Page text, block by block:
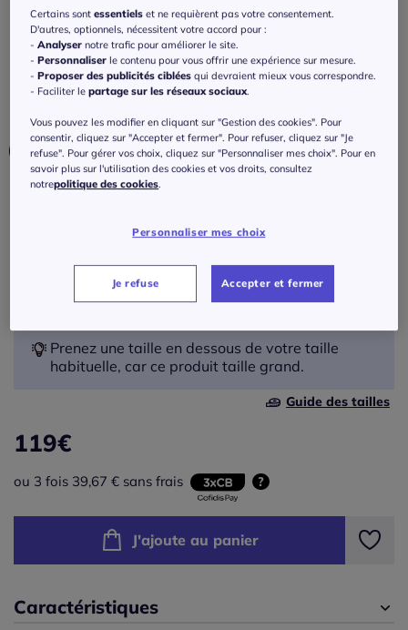
Robe de bain bon. b, c, d, e, f, g
Réf : 357.966.029
Couleur :noir à pois
F
42 -
46 -En stock
48 -En stock
En stock
Prenez une taille en dessous de votre taille
habituelle, car ce produit taille grand.
Guide des tailles
119€
ou 3 fois 39,67 € sans frais ?
J'ajoute au panier
Caractéristiques
Certains sontessentiels et ne requièrent pas votre consentement.
D'autres, optionnels, nécessitent votre accord pour :
-Analyser notre trafic pour améliorer le site.
-Personnaliser le contenu pour vous offrir une expérience sur mesure.
-Proposer des publicités ciblées qui devraient mieux vous correspondre.
- Faciliter lepartage sur les réseaux sociaux.
Vous pouvez les modifier en cliquant sur "Gestion des cookies". Pour
consentir, cliquez sur "Accepter et fermer". Pour refuser, cliquez sur "Je
refuse". Pour gérer vos choix, cliquez sur "Personnaliser mes choix". Pour en
savoir plus sur l'utilisation des cookies et vos droits, consultez
notrepolitique des cookies.
Personnaliser mes choix
Je refuse Accepter et fermer